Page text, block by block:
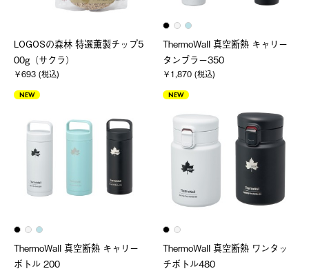
LOGOSの森林 特選薫製チップ5
00g（サクラ）
￥693 (税込)
ThermoWall 真空断熱 キャリー
タンブラー350
￥1,870 (税込)
NEW
ThermoWall 真空断熱 キャリー
ボトル 200
NEW
ThermoWall 真空断熱 ワンタッ
チボトル480